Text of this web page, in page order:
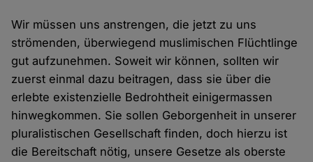
Wir müssen uns anstrengen, die jetzt zu uns
strömenden, überwiegend muslimischen Flüchtlinge
gut aufzunehmen. Soweit wir können, sollten wir
zuerst einmal dazu beitragen, dass sie über die
erlebte existenzielle Bedrohtheit einigermassen
hinwegkommen. Sie sollen Geborgenheit in unserer
pluralistischen Gesellschaft finden, doch hierzu ist
die Bereitschaft nötig, unsere Gesetze als oberste